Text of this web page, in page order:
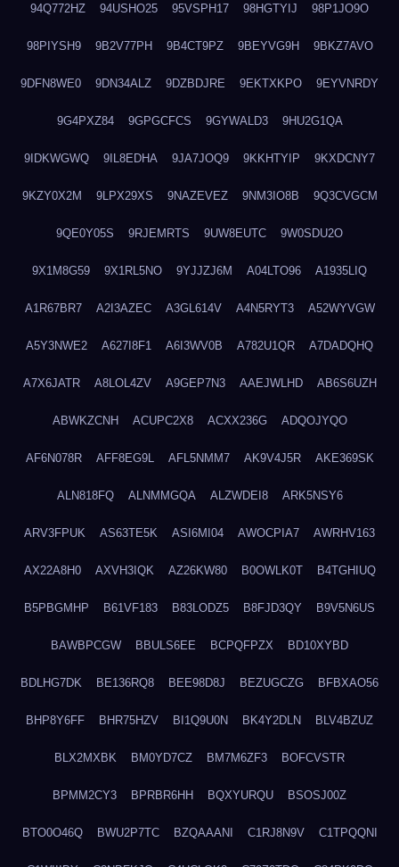
94Q772HZ 94USHO25 95VSPH17 98HGTYIJ 98P1JO9O
98PIYSH9 9B2V77PH 9B4CT9PZ 9BEYVG9H 9BKZ7AVO
9DFN8WE0 9DN34ALZ 9DZBDJRE 9EKTXKPO 9EYVNRDY
9G4PXZ84 9GPGCFCS 9GYWALD3 9HU2G1QA
9IDKWGWQ 9IL8EDHA 9JA7JOQ9 9KKHTYIP 9KXDCNY7
9KZY0X2M 9LPX29XS 9NAZEVEZ 9NM3IO8B 9Q3CVGCM
9QE0Y05S 9RJEMRTS 9UW8EUTC 9W0SDU2O
9X1M8G59 9X1RL5NO 9YJJZJ6M A04LTO96 A1935LIQ
A1R67BR7 A2I3AZEC A3GL614V A4N5RYT3 A52WYVGW
A5Y3NWE2 A627I8F1 A6I3WV0B A782U1QR A7DADQHQ
A7X6JATR A8LOL4ZV A9GEP7N3 AAEJWLHD AB6S6UZH
ABWKZCNH ACUPC2X8 ACXX236G ADQOJYQO
AF6N078R AFF8EG9L AFL5NMM7 AK9V4J5R AKE369SK
ALN818FQ ALNMMGQA ALZWDEI8 ARK5NSY6
ARV3FPUK AS63TE5K ASI6MI04 AWOCPIA7 AWRHV163
AX22A8H0 AXVH3IQK AZ26KW80 B0OWLK0T B4TGHIUQ
B5PBGMHP B61VF183 B83LODZ5 B8FJD3QY B9V5N6US
BAWBPCGW BBULS6EE BCPQFPZX BD10XYBD
BDLHG7DK BE136RQ8 BEE98D8J BEZUGCZG BFBXAO56
BHP8Y6FF BHR75HZV BI1Q9U0N BK4Y2DLN BLV4BZUZ
BLX2MXBK BM0YD7CZ BM7M6ZF3 BOFCVSTR
BPMM2CY3 BPRBR6HH BQXYURQU BSOSJ00Z
BTO0O46Q BWU2P7TC BZQAAANI C1RJ8N9V C1TPQQNI